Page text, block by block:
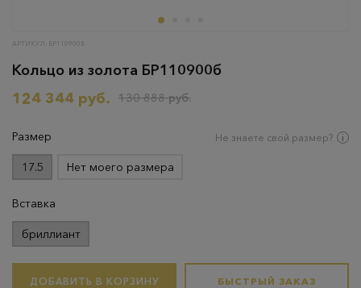
АРТИКУЛ: БР110900Б
Кольцо из золота БР110900б
124 344 руб.
130 888 руб.
Размер Не знаете свой размер?
17.5 Нет моего размера
Вставка
бриллиант
ДОБАВИТЬ В КОРЗИНУ БЫСТРЫЙ ЗАКАЗ